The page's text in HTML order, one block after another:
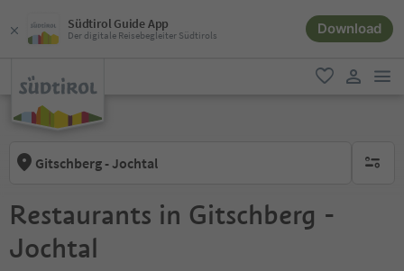
Südtirol Guide App
Der digitale Reisebegleiter Südtirols Download
favorit
Gitschberg - Jochtal keine
Restaurants in Gitschberg -
Jochtal